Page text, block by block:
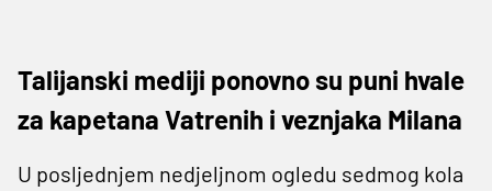
Talijanski mediji ponovno su puni hvale
za kapetana Vatrenih i veznjaka Milana
U posljednjem nedjeljnom ogledu sedmog kola